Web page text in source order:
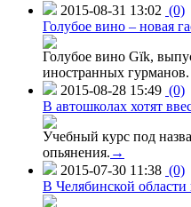
2015-08-31 13:02 (0)
Голубое вино – новая
Голубое вино Gïk,
иностранных
2015-08-28 15:49 (0)
В автошколах хотят
Учебный курс под
опьянения. →
2015-07-30 11:38 (0)
В Челябинской